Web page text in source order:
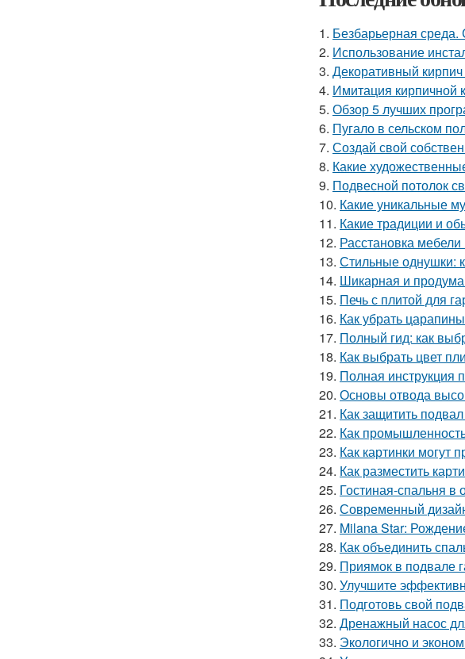
1. Безбарьерная
2. Использование
3. Декоративный
4. Имитация кирпичной
5. Обзор 5 лучших
6. Пугало в сельском
7. Создай свой
8. Какие
9. Подвесной потолок
10. Какие уникальные
11. Какие традиции и
12. Расстановка
13. Стильные однушки:
14. Шикарная и
15. Печь с плитой для
16. Как убрать
17. Полный гид: как
18. Как выбрать цвет
19. Полная инструкция
20. Основы отвода
21. Как защитить
22. Как
23. Как картинки могут
24. Как разместить
25. Гостиная-спальня
26. Современный
27. Milana Star:
28. Как объединить
29. Приямок в подвале
30. Улучшите
31. Подготовь свой
32. Дренажный насос
33. Экологично и